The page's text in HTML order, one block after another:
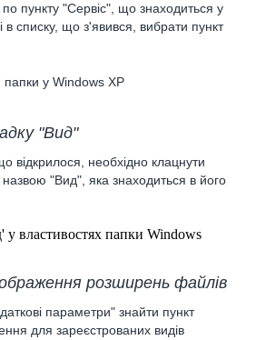
пункту "Сервіс", що знаходиться у
і в списку, що з'явився, вибрати пункт
"Вид"
відкрилося, необхідно клацнути
"Вид", яка знаходиться в його
розширень файлів
параметри" знайти пункт
для зареєстрованих видів